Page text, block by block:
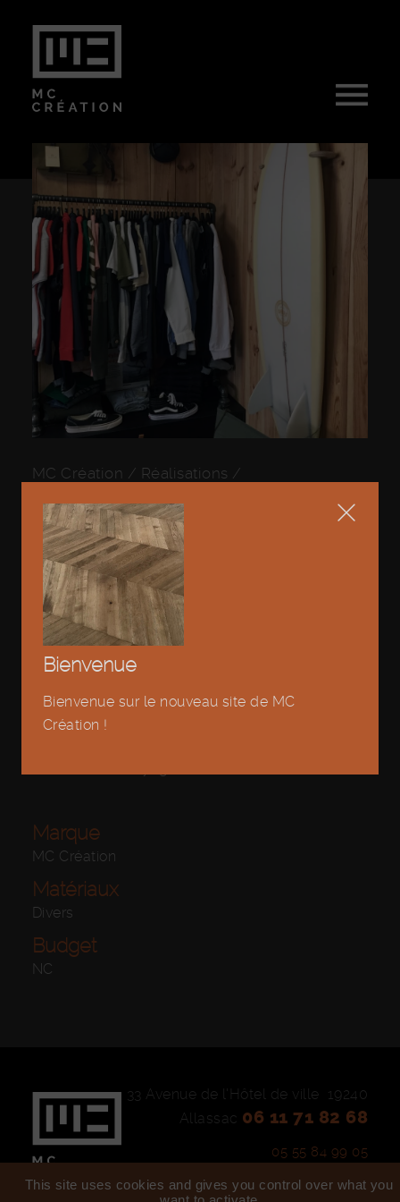
MC Création / Réalisations /
Boutique
vêtemetns &
accessoires
Agencement et création du mobilier pour cette
boutique de vêtements et accesoires :
Banque d'accueil
Bardage bois
Marque
MC Création
Matériaux
Divers
Budget
NC
33 Avenue de l'Hôtel de ville 19240
Allassac 06 11 71 82 68
05 55 84 99 05
Bienvenue
Bienvenue sur le nouveau site de MC
Création !
This site uses cookies and gives you control over what you